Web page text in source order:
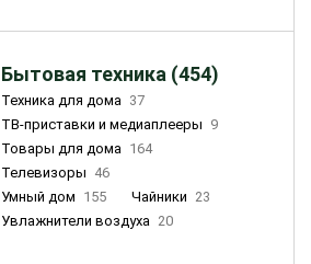
Бытовая техника (454)
Техника для дома 37
ТВ-приставки и медиаплееры 9
Товары для дома 164
Телевизоры 46
Умный дом 155 Чайники 23
Увлажнители воздуха 20